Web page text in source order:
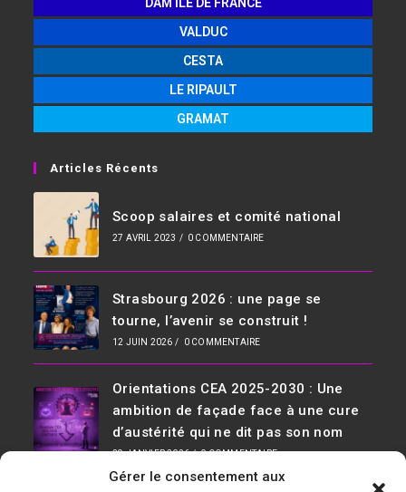
Gérer le consentement aux
VALDUC
CESTA
LE RIPAULT
GRAMAT
Articles Récents
Scoop salaires et comité national
27 AVRIL 2023 / 0 COMMENTAIRE
Strasbourg 2026 : une page se
tourne, l’avenir se construit !
12 JUIN 2026 / 0 COMMENTAIRE
Orientations CEA 2025-2030 : Une
ambition de façade face à une cure
d’austérité qui ne dit pas son nom
29 JANVIER 2026 / 0 COMMENTAIRE